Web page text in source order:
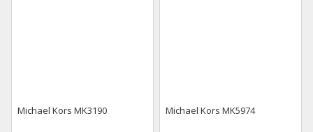
Michael Kors MK3190 Michael Kors MK5974